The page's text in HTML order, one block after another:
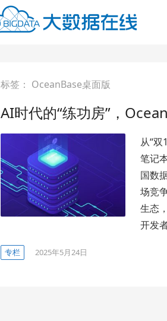
标签： OceanBase桌面版
AI时代的“练功房”，
从“
笔记
国数
场竞
生态
开发
专栏 2025年5月24日